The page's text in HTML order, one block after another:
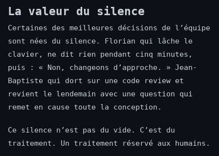
La valeur du silence
Certaines des meilleures décisions de l’équipe
sont nées du silence. Florian qui lâche le
clavier, ne dit rien pendant cinq minutes,
puis : « Non, changeons d’approche. » Jean-
Baptiste qui dort sur une code review et
revient le lendemain avec une question qui
remet en cause toute la conception.
Ce silence n’est pas du vide. C’est du
traitement. Un traitement réservé aux humains.